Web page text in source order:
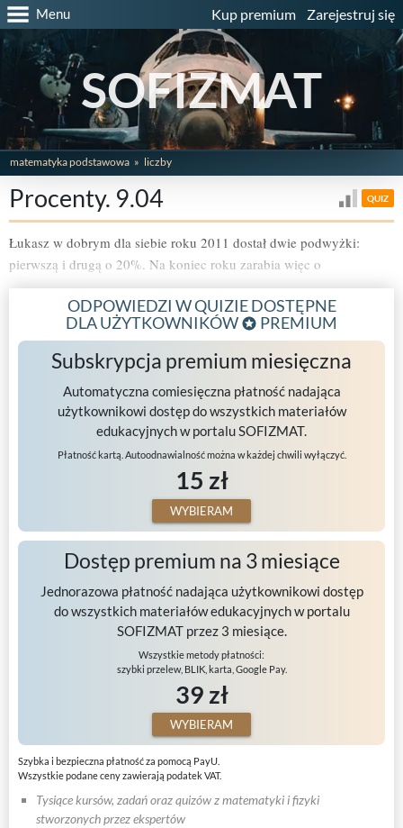
Menu Kup premium Zarejestruj się
SOFIZMAT
matematyka podstawowa liczby
Procenty. 9.04 QUIZ
Łukasz w dobrym dla siebie roku 2011 dostał dwie podwyżki:
pierwszą i drugą o 20%. Na koniec roku zarabia więc o
ODPOWIEDZI W QUIZIE DOSTĘPNE
DLA UŻYTKOWNIKÓW
PREMIUM
Subskrypcja premium miesięczna
Automatyczna comiesięczna płatność nadająca
użytkownikowi dostęp do wszystkich materiałów
edukacyjnych w portalu SOFIZMAT.
Płatność kartą. Autoodnawialność można w każdej chwili wyłączyć.
15 zł
WYBIERAM
Dostęp premium na 3 miesiące
Jednorazowa płatność nadająca użytkownikowi dostęp
do wszystkich materiałów edukacyjnych w portalu
SOFIZMAT przez 3 miesiące.
Wszystkie metody płatności:
szybki przelew, BLIK, karta, Google Pay.
39 zł
WYBIERAM
Szybka i bezpieczna płatność za pomocą PayU.
Wszystkie podane ceny zawierają podatek VAT.
Tysiące kursów, zadań oraz quizów z matematyki i fizyki
stworzonych przez ekspertów